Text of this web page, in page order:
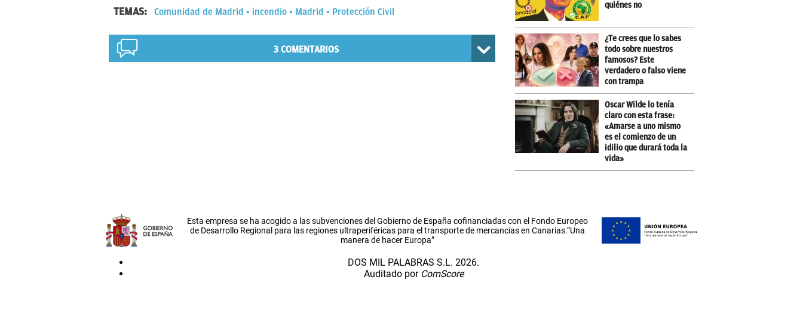
TEMAS: Comunidad de Madrid incendio Madrid Protección Civil
3 COMENTARIOS
quiénes no
¿Te crees que lo sabes
todo sobre nuestros
famosos? Este
verdadero o falso viene
con trampa
Oscar Wilde lo tenía
claro con esta frase:
«Amarse a uno mismo
es el comienzo de un
idilio que durará toda la
vida»
Esta empresa se ha acogido a las subvenciones del Gobierno de España cofinanciadas con el Fondo Europeo
de Desarrollo Regional para las regiones ultraperiféricas para el transporte de mercancías en Canarias.”Una
manera de hacer Europa”
DOS MIL PALABRAS S.L. 2026.
Auditado por ComScore